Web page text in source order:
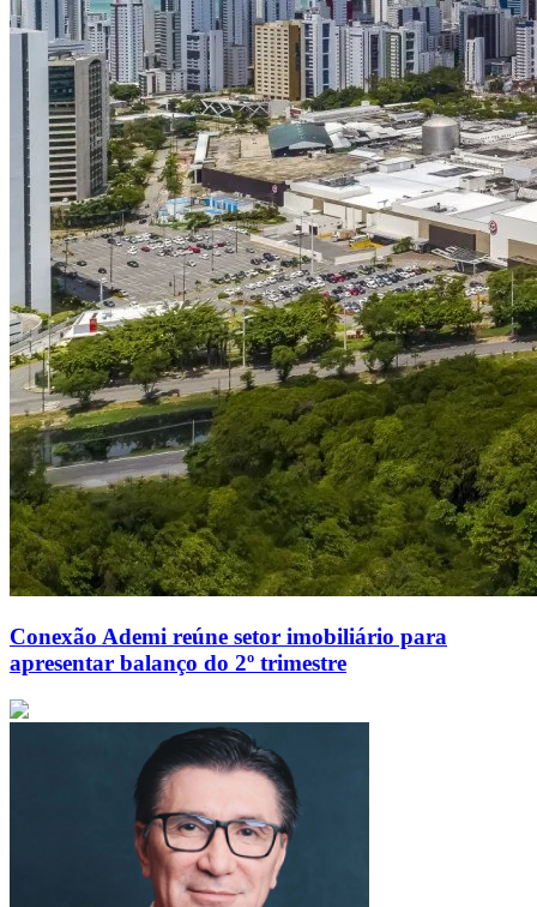
Conexão Ademi reúne setor imobiliário para
apresentar balanço do 2º trimestre